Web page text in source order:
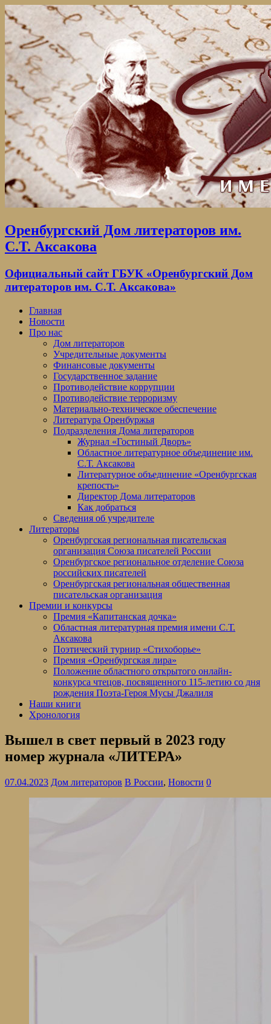
Оренбургский Дом литераторов им.
С.Т. Аксакова
Официальный сайт ГБУК «Оренбургский Дом
литераторов им. С.Т. Аксакова»
Главная
Новости
Про нас
Дом литераторов
Учредительные документы
Финансовые документы
Государственное задание
Противодействие коррупции
Противодействие терроризму
Материально-техническое обеспечение
Литература Оренбуржья
Подразделения Дома литераторов
Журнал «Гостиный Дворъ»
Областное литературное объединение им.
С.Т. Аксакова
Литературное объединение «Оренбургская
крепость»
Директор Дома литераторов
Как добраться
Сведения об учредителе
Литераторы
Оренбургская региональная писательская
организация Союза писателей России
Оренбургское региональное отделение Союза
российских писателей
Оренбургская региональная общественная
писательская организация
Премии и конкурсы
Премия «Капитанская дочка»
Областная литературная премия имени С.Т.
Аксакова
Поэтический турнир «Стихоборье»
Премия «Оренбургская лира»
Положение областного открытого онлайн-
конкурса чтецов, посвященного 115-летию со дня
рождения Поэта-Героя Мусы Джалиля
Наши книги
Хронология
Вышел в свет первый в 2023 году
номер журнала «ЛИТЕРА»
07.04.2023 Дом литераторов В России, Новости 0